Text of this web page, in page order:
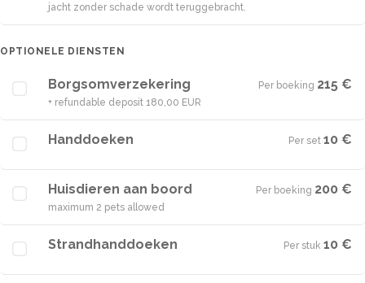
jacht zonder schade wordt teruggebracht.
OPTIONELE DIENSTEN
Borgsomverzekering
+ refundable deposit 180,00 EUR
Per boeking·215 €
Handdoeken Per set·10 €
Huisdieren aan boord
maximum 2 pets allowed
Per boeking·200 €
Strandhanddoeken Per stuk·10 €